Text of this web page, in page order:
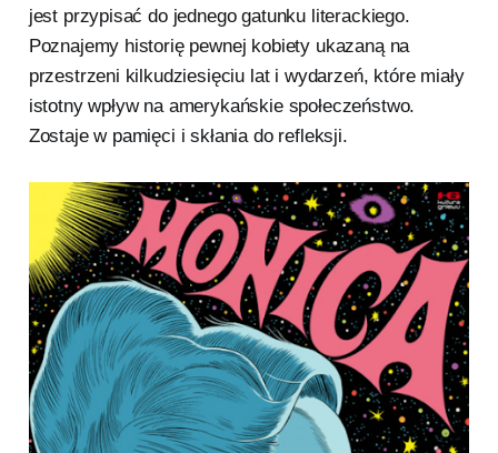
jest przypisać do jednego gatunku literackiego.
Poznajemy historię pewnej kobiety ukazaną na
przestrzeni kilkudziesięciu lat i wydarzeń, które miały
istotny wpływ na amerykańskie społeczeństwo.
Zostaje w pamięci i skłania do refleksji.